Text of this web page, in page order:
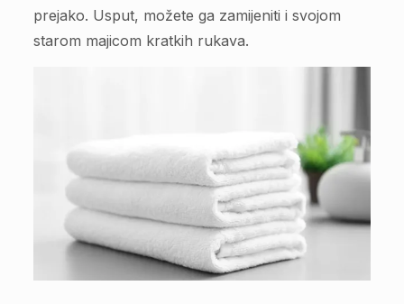
prejako. Usput, možete ga zamijeniti i svojom
starom majicom kratkih rukava.